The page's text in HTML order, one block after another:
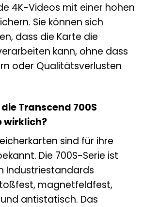
4K-Videos mit einer hohen
Sie können sich
dass die Karte die
kann, ohne dass
oder Qualitätsverlusten
Transcend 700S
wirklich?
sind für ihre
Die 700S-Serie ist
Industriestandards
magnetfeldfest,
antistatisch. Das